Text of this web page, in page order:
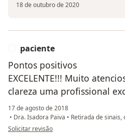
18 de outubro de 2020
paciente
Pontos positivos
EXCELENTE!!! Muito
clareza uma profissional
17 de agosto de 2018
• Dra. Isadora Paiva • Retirada de sinais,
na opinião do utilizador paciente
Solicitar revisão